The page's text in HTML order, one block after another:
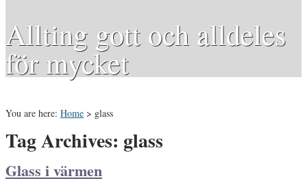
Allting gott och alldeles
för mycket
You are here: Home > glass
Tag Archives: glass
Glass i värmen